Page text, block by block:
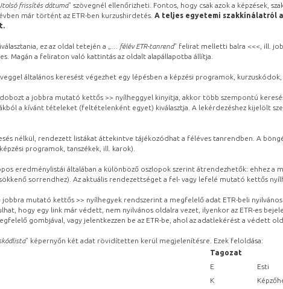
frissítés dátuma” szövegnél ellenőrizheti. Fontos, hogy csak azok a képzések,
már történt az ETR-ben kurzushirdetés. A teljes egyetemi szakkínálatról a
ez az oldal tetején a „ … félév ETR-tanrend” felirat melletti balra <<<, ill.
Magán a feliraton való kattintás az oldalt alapállapotba állítja.
általános keresést végezhet egy lépésben a képzési programok,
a jobbra mutató kettős >> nyílheggyel kinyitja, akkor több szempontú
a kívánt tételeket (feltételenként egyet) kiválasztja. A lekérdezéshez kijelölt
nélkül, rendezett listákat áttekintve tájékozódhat a féléves tanrendben. A
programok, tanszékek, ill. karok).
eredménylistái általában a különböző oszlopok szerint átrendezhetők: ehhez a
sorrendhez). Az aktuális rendezettséget a fel- vagy lefelé mutató kettős
jobbra mutató kettős >> nyílhegyek rendszerint a megfelelő adat ETR-beli
hogy egy link már védett, nem nyilvános oldalra vezet, ilyenkor az ETR-es
gombjával, vagy jelentkezzen be az ETR-be, ahol az adatlekérést a védett
” képernyőn két adat rövidítetten kerül megjelenítésre. Ezek feloldása:
Tagozat
E
Esti
K